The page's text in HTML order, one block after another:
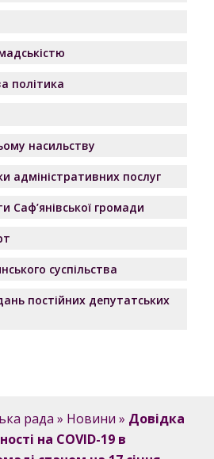
політика
насильству
адміністративних послуг
Саф’янівської громади
суспільства
постійних депутатських
рада » Новини » Довідка
на COVID-19 в